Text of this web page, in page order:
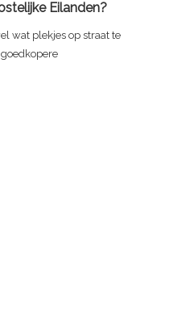
Eilanden?
wat plekjes op straat te